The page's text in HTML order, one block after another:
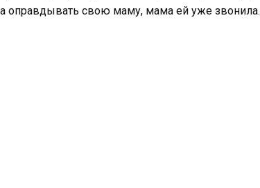
оправдывать свою маму, мама ей уже звонила.